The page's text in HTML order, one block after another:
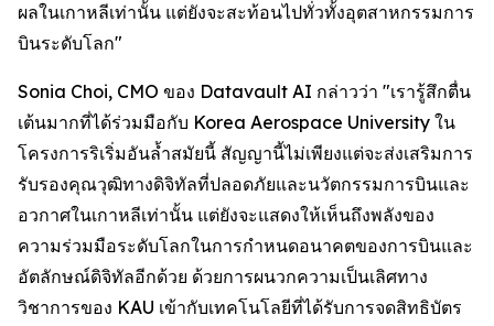
ผลในเกาหลีเท่านั้น แต่ยังจะสะท้อนไปทั่วทั้งอุตสาหกรรมการ
บินระดับโลก"
Sonia Choi, CMO ของ Datavault AI กล่าวว่า "เรารู้สึกตื่น
เต้นมากที่ได้ร่วมมือกับ Korea Aerospace University ใน
โครงการริเริ่มอันล้ำสมัยนี้ สัญญานี้ไม่เพียงแต่จะส่งเสริมการ
รับรองคุณวุฒิทางดิจิทัลที่ปลอดภัยและนวัตกรรมการบินและ
อวกาศในเกาหลีเท่านั้น แต่ยังจะแสดงให้เห็นถึงพลังของ
ความร่วมมือระดับโลกในการกำหนดอนาคตของการบินและ
อัตลักษณ์ดิจิทัลอีกด้วย ด้วยการผนวกความเป็นเลิศทาง
วิชาการของ KAU เข้ากับเทคโนโลยีที่ได้รับการจดสิทธิบัตร